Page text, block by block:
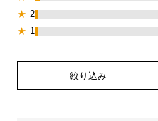
★ 2
★ 1
絞り込み